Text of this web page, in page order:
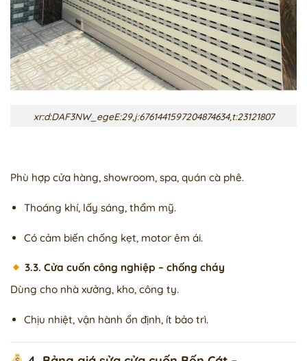
xr:d:DAF3NW_egeE:29,j:6761441597204874634,t:23121807
Phù hợp cửa hàng, showroom, spa, quán cà phê.
Thoáng khí, lấy sáng, thẩm mỹ.
Có cảm biến chống kẹt, motor êm ái.
3.3. Cửa cuốn công nghiệp – chống cháy
Dùng cho nhà xưởng, kho, công ty.
Chịu nhiệt, vận hành ổn định, ít bảo trì.